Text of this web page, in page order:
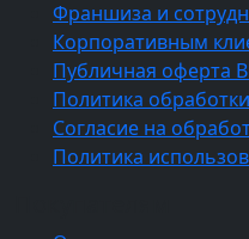
Франшиза и
Корпоративным
Публичная оферта
Политика
Согласие на
Политика